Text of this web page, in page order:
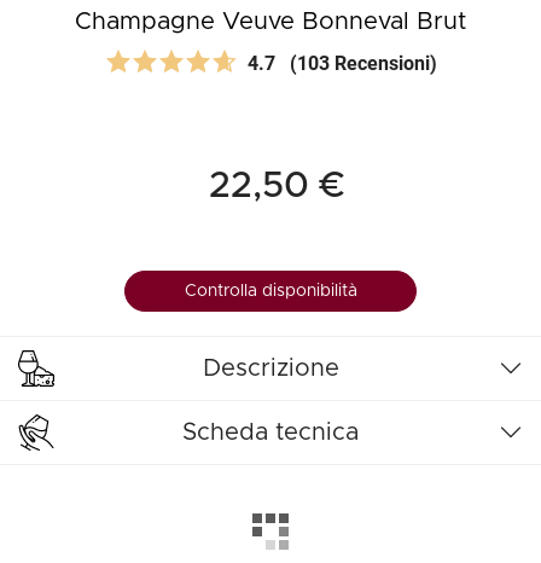
Champagne Veuve Bonneval Brut
4.7 (103 Recensioni)
22,50 €
Controlla disponibilità
Descrizione
Scheda tecnica